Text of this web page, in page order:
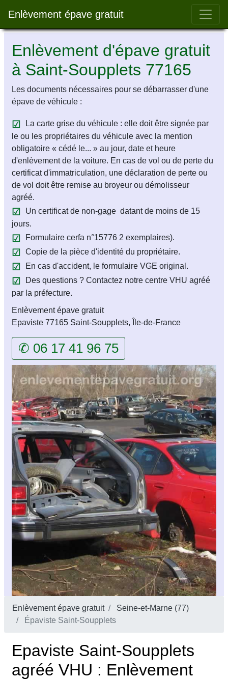
Enlèvement épave gratuit Bar
Enlèvement d'épave gratuit
à Saint-Soupplets 77165
Les documents nécessaires pour se débarrasser d'une
épave de véhicule :
La carte grise du véhicule : elle doit être signée par
le ou les propriétaires du véhicule avec la mention
obligatoire « cédé le... » au jour, date et heure
d'enlèvement de la voiture. En cas de vol ou de perte du
certificat d'immatriculation, une déclaration de perte ou
de vol doit être remise au broyeur ou démolisseur
agréé.
Un certificat de non-gage datant de moins de 15
jours.
Formulaire cerfa n°15776 2 exemplaires).
Copie de la pièce d'identité du propriétaire.
En cas d'accident, le formulaire VGE original.
Des questions ? Contactez notre centre VHU agréé
par la préfecture.
Enlèvement épave gratuit
Epaviste 77165 Saint-Soupplets, Île-de-France
✆ 06 17 41 96 75
Enlèvement épave gratuit
Seine-et-Marne (77)
Épaviste Saint-Soupplets
Epaviste Saint-Soupplets
agréé VHU : Enlèvement